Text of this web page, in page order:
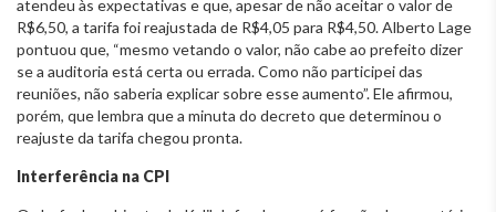
atendeu às expectativas e que, apesar de não aceitar o valor de
R$6,50, a tarifa foi reajustada de R$4,05 para R$4,50. Alberto Lage
pontuou que, “mesmo vetando o valor, não cabe ao prefeito dizer
se a auditoria está certa ou errada. Como não participei das
reuniões, não saberia explicar sobre esse aumento”. Ele afirmou,
porém, que lembra que a minuta do decreto que determinou o
reajuste da tarifa chegou pronta.
Interferência na CPI